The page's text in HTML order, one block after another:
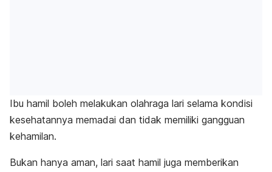
Ibu hamil boleh melakukan olahraga lari selama kondisi
kesehatannya memadai dan tidak memiliki gangguan
kehamilan.
Bukan hanya aman, lari saat hamil juga memberikan